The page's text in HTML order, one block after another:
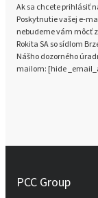
Ak sa chcete prihlásiť
Poskytnutie vašej e-
nebudeme vám môcť
Rokita SA so sídlom
Nášho dozorného
mailom: [hide
PCC Group